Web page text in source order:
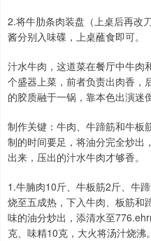
2.将牛肋条肉装盘（上桌后再改
酱分别入味碟，上桌蘸食即可。
汁水牛肉，这道菜在餐厅中牛肉
个盛器上菜，前者负责出肉香，
的胶质融于一锅，靠本色出演迷
制作关键：牛肉、牛蹄筋和牛板
制的时间要足，将油分完全炒出
出来，压出的汁水牛肉才够香。
1.牛腩肉10斤、牛板筋2斤、牛
烧至五成热，下入牛肉、板筋和
味的油分炒出，添清水至
克、味精10克，大火将汤汁烧沸。